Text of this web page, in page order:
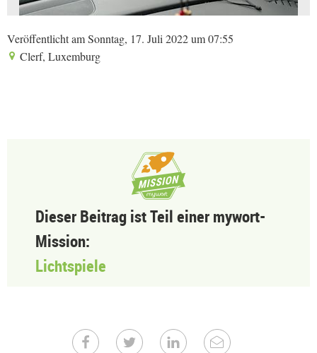
Veröffentlicht am Sonntag, 17. Juli 2022 um 07:55
Clerf, Luxemburg
Dieser Beitrag ist Teil einer mywort-
Mission:
Lichtspiele